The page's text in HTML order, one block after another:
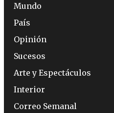
Mundo
País
Opinión
Sucesos
Arte y Espectáculos
Interior
Correo Semanal